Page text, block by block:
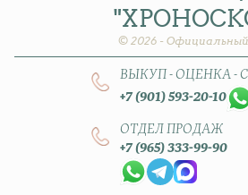
© 2026 -
ВЫКУП - ОЦЕНКА -
+7 (901) 593-20-10
ОТДЕЛ ПРОДАЖ
+7 (965) 333-99-90